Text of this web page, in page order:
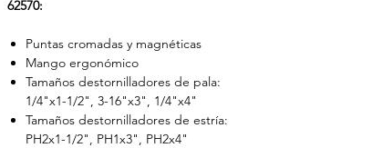
62570:
Puntas cromadas y magnéticas
Mango ergonómico
Tamaños destornilladores de pala:
1/4"x1-1/2", 3-16"x3", 1/4"x4"
Tamaños destornilladores de estría:
PH2x1-1/2", PH1x3", PH2x4"